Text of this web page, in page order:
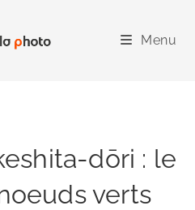
Menu
dōri : le
verts